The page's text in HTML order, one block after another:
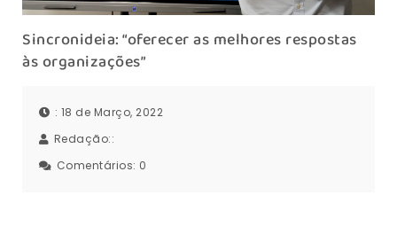
Sincronideia: “oferecer as melhores respostas
às organizações”
: 18 de Março, 2022
Redação::
Comentários: 0